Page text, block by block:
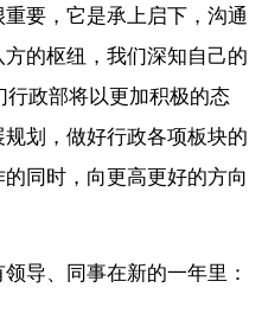
要，它是承上启下，沟通
的枢纽，我们深知自己的
行政部将以更加积极的态
划，做好行政各项板块的
同时，向更高更好的方向
导、同事在新的一年里：